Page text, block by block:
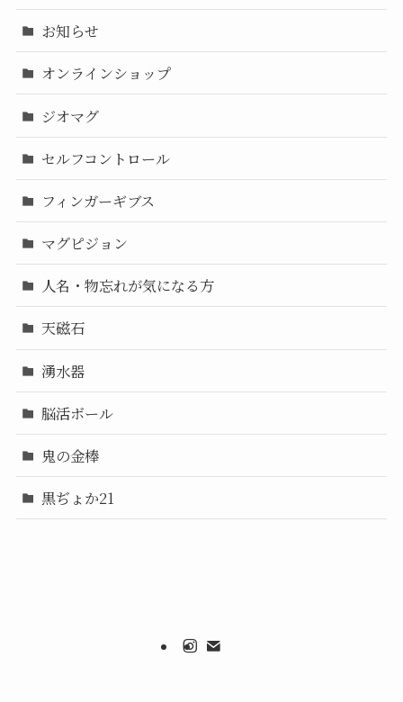
お知らせ
オンラインショップ
ジオマグ
セルフコントロール
フィンガーギブス
マグピジョン
人名・物忘れが気になる方
天磁石
湧水器
脳活ボール
鬼の金棒
黒ぢょか21